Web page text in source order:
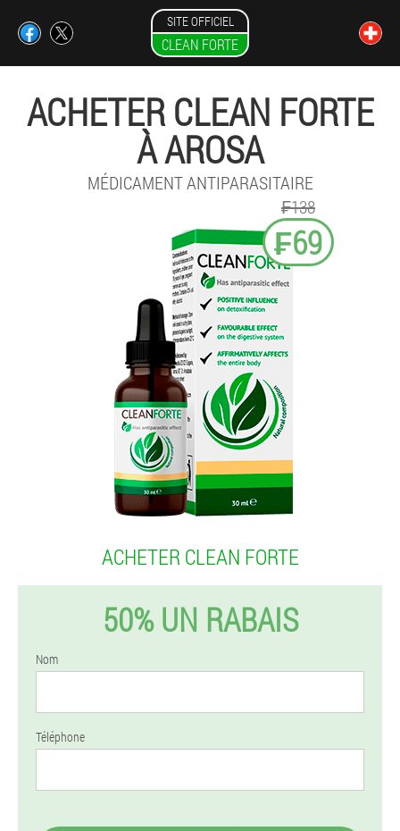
SITE OFFICIEL
CLEAN FORTE
ACHETER CLEAN FORTE
À AROSA
MÉDICAMENT ANTIPARASITAIRE
₣138
₣69
ACHETER CLEAN FORTE
50% UN RABAIS
Nom
Téléphone